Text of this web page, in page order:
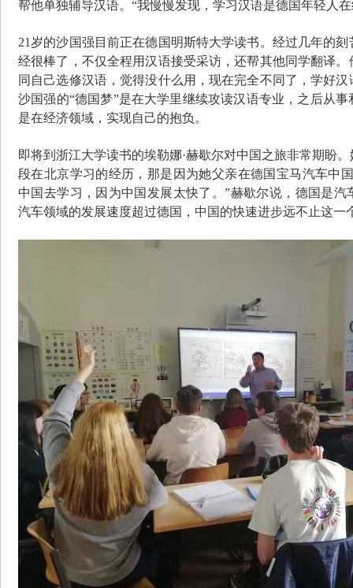
帮他单独辅导汉语。“我慢慢发现，学习汉语是德国年轻人
21岁的沙国强目前正在德国明斯特大学读书。经过几年的
经很棒了，不仅全程用汉语接受采访，还帮其他同学翻译
同自己选修汉语，觉得没什么用，现在完全不同了，学好
沙国强的“德国梦”是在大学里继续攻读汉语专业，之后从
是在经济领域，实现自己的抱负。
即将到浙江大学读书的埃勒娜·赫歇尔对中国之旅非常期盼
段在北京学习的经历，那是因为她父亲在德国宝马汽车中
中国去学习，因为中国发展太快了。”赫歇尔说，德国是汽
汽车领域的发展速度超过德国，中国的快速进步远不止这一